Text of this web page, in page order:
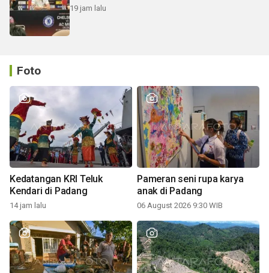
19 jam lalu
Foto
Kedatangan KRI Teluk
Kendari di Padang
14 jam lalu
Pameran seni rupa karya
anak di Padang
06 August 2026 9:30 WIB